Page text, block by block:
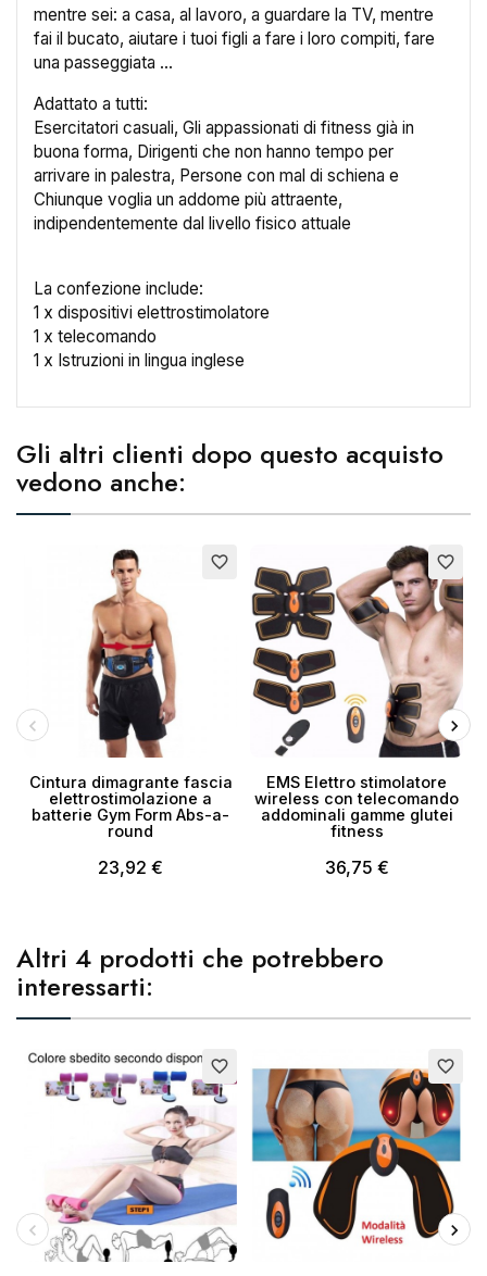
mentre sei: a casa, al lavoro, a guardare la TV, mentre
fai il bucato, aiutare i tuoi figli a fare i loro compiti, fare
una passeggiata ...
Adattato a tutti:
Esercitatori casuali, Gli appassionati di fitness già in
buona forma, Dirigenti che non hanno tempo per
arrivare in palestra, Persone con mal di schiena e
Chiunque voglia un addome più attraente,
indipendentemente dal livello fisico attuale
La confezione include:
1 x dispositivi elettrostimolatore
1 x telecomando
1 x Istruzioni in lingua inglese
Gli altri clienti dopo questo acquisto
vedono anche:
favorite_border
Cintura dimagrante fascia
elettrostimolazione a
batterie Gym Form Abs-a-
round
23,92 €
favorite_border
EMS Elettro stimolatore
wireless con telecomando
addominali gamme glutei
fitness
36,75 €
Altri 4 prodotti che potrebbero
interessarti:
favorite_border favorite_border
Annulla Crea lista dei desideri